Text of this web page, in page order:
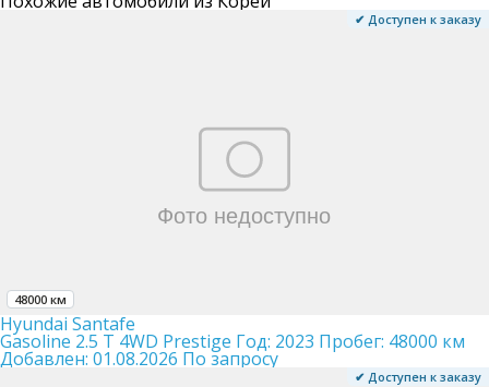
✔ Доступен к заказу
48000 км
Hyundai Santafe
Gasoline 2.5 T 4WD Prestige Год: 2023 Пробег: 48000 км
Добавлен: 01.08.2026 По запросу
✔ Доступен к заказу